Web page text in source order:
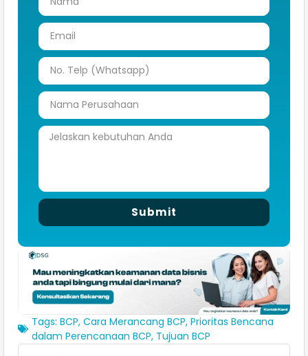
Submit
Tags: BCP, Cara Merancang BCP, Prioritas Bencana
dalam Perencanaan BCP, Tujuan BCP